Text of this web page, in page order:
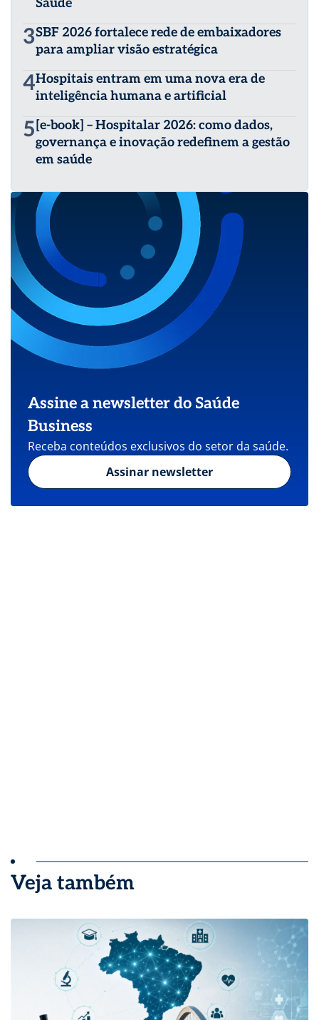
Saúde
3SBF 2026 fortalece rede de embaixadores
para ampliar visão estratégica
4Hospitais entram em uma nova era de
inteligência humana e artificial
5 [e-book] – Hospitalar 2026: como dados,
governança e inovação redefinem a gestão
em saúde
Assine a newsletter do Saúde
Business
Receba conteúdos exclusivos do setor da saúde.
Assinar newsletter
Veja também